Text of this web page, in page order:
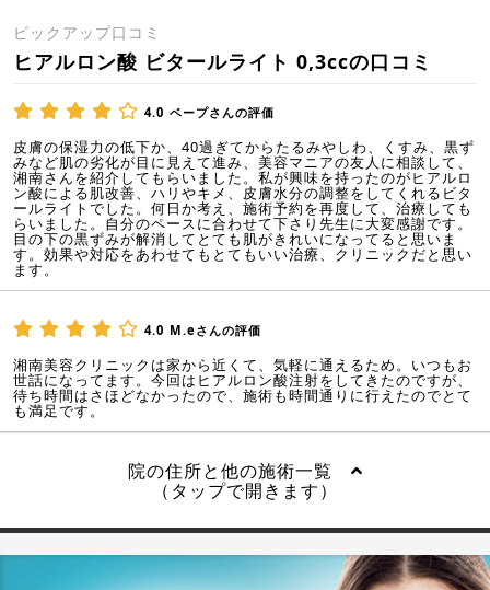
ピックアップ口コミ
ヒアルロン酸 ビタールライト 0,3ccの口コミ
4.0 ベープさんの評価
皮膚の保湿力の低下か、40過ぎてからたるみやしわ、くすみ、黒ず
みなど肌の劣化が目に見えて進み、美容マニアの友人に相談して、
湘南さんを紹介してもらいました。私が興味を持ったのがヒアルロ
ン酸による肌改善、ハリやキメ、皮膚水分の調整をしてくれるビタ
ールライトでした。何日か考え、施術予約を再度して、治療しても
らいました。自分のペースに合わせて下さり先生に大変感謝です。
目の下の黒ずみが解消してとても肌がきれいになってると思いま
す。効果や対応をあわせてもとてもいい治療、クリニックだと思い
ます。
4.0 M.eさんの評価
湘南美容クリニックは家から近くて、気軽に通えるため。いつもお
世話になってます。今回はヒアルロン酸注射をしてきたのですが、
待ち時間はさほどなかったので、施術も時間通りに行えたのでとて
も満足です。
院の住所と他の施術一覧
（タップで開きます）